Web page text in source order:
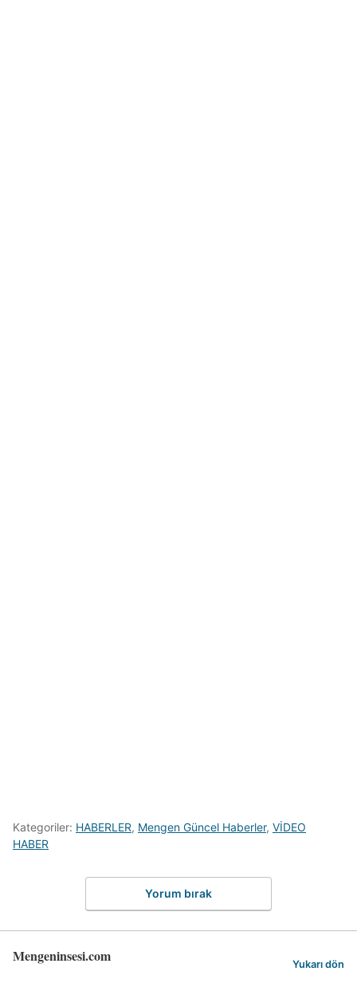
Kategoriler: HABERLER, Mengen Güncel Haberler, VİDEO
HABER
Yorum bırak
Mengeninsesi.com Yukarı dön